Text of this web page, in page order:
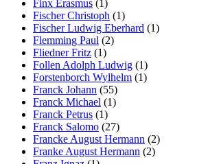
Finx Erasmus (1)
Fischer Christoph (1)
Fischer Ludwig Eberhard (1)
Flemming Paul (2)
Fliedner Fritz (1)
Follen Adolph Ludwig (1)
Forstenborch Wylhelm (1)
Franck Johann (55)
Franck Michael (1)
Franck Petrus (1)
Franck Salomo (27)
Francke August Hermann (2)
Franke August Hermann (2)